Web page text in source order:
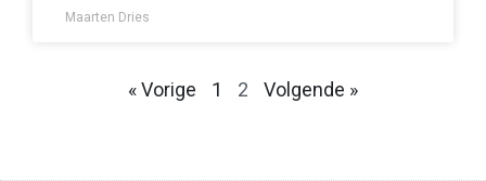
Maarten Dries
« Vorige 1 2 Volgende »